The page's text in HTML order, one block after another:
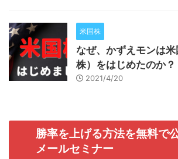
米国株
なぜ、かずえモンは
株）をはじめたのか？
2021/4/20
勝率を上げる方法を無料で
メールセミナー